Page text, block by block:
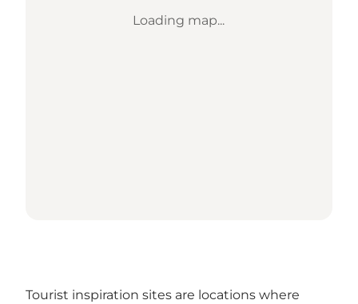
Loading map...
Tourist inspiration sites are locations where